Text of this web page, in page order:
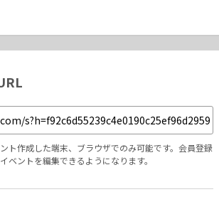
ト作成した端末、ブラウザでのみ可能です。会員登録
ベントを編集できるようになります。